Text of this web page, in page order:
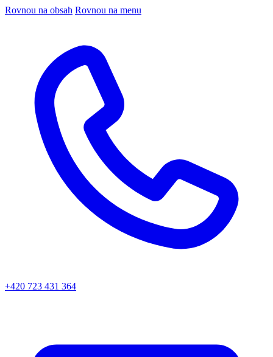
Rovnou na obsah Rovnou na menu
+420 723 431 364